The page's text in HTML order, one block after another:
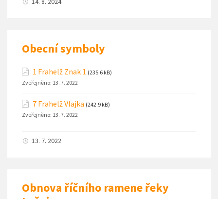
Obecní symboly
1 Frahelž Znak 1 (235.6 kB)
Zveřejněno: 13. 7. 2022
7 Frahelž Vlajka (242.9 kB)
Zveřejněno: 13. 7. 2022
13. 7. 2022
Obnova říčního ramene řeky